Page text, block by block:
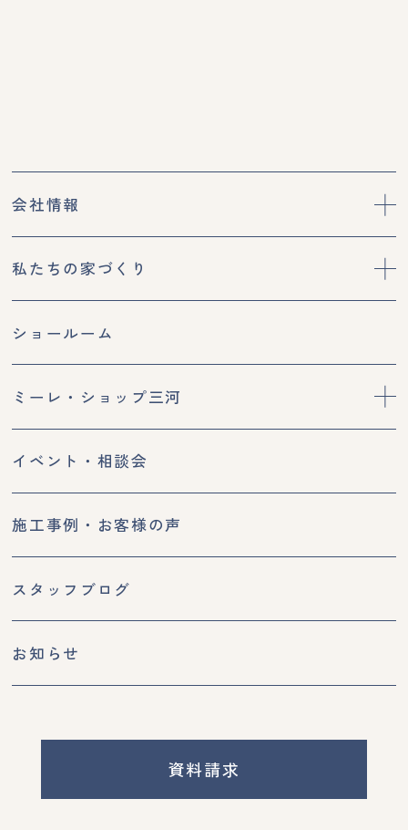
会社情報
私たちの家づくり
ショールーム
ミーレ・ショップ三河
イベント・相談会
施工事例・お客様の声
スタッフブログ
お知らせ
資料請求